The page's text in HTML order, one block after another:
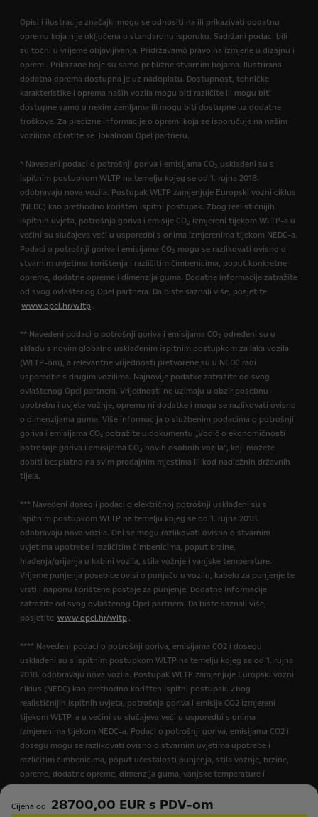
Cijena od 28700,00 EUR s PDV-om
Opisi i ilustracije značajki mogu se odnositi na ili prikazivati dodatnu
opremu koja nije uključena u standardnu isporuku. Sadržani podaci bili
su točni u vrijeme objavljivanja. Pridržavamo pravo na izmjene u dizajnu i
opremi. Prikazane boje su samo približne stvarnim bojama. Ilustrirana
dodatna oprema dostupna je uz nadoplatu. Dostupnost, tehničke
karakteristike i oprema naših vozila mogu biti različite ili mogu biti
dostupne samo u nekim zemljama ili mogu biti dostupne uz dodatne
troškove. Za precizne informacije o opremi koja se isporučuje na našim
vozilima obratite se lokalnom Opel partneru.
* Navedeni podaci o potrošnji goriva i emisijama CO2 usklađeni su s
ispitnim postupkom WLTP na temelju kojeg se od 1. rujna 2018.
odobravaju nova vozila. Postupak WLTP zamjenjuje Europski vozni ciklus
(NEDC) kao prethodno korišten ispitni postupak. Zbog realističnijih
ispitnih uvjeta, potrošnja goriva i emisije CO2 izmjereni tijekom WLTP-a u
većini su slučajeva veći u usporedbi s onima izmjerenima tijekom NEDC-a.
Podaci o potrošnji goriva i emisijama CO2 mogu se razlikovati ovisno o
stvarnim uvjetima korištenja i različitim čimbenicima, poput konkretne
opreme, dodatne opreme i dimenzija guma. Dodatne informacije zatražite
od svog ovlaštenog Opel partnera. Da biste saznali više, posjetite
www.opel.hr/wltp .
** Navedeni podaci o potrošnji goriva i emisijama CO2 određeni su u
skladu s novim globalno usklađenim ispitnim postupkom za laka vozila
(WLTP-om), a relevantne vrijednosti pretvorene su u NEDC radi
usporedbe s drugim vozilima. Najnovije podatke zatražite od svog
ovlaštenog Opel partnera. Vrijednosti ne uzimaju u obzir posebnu
upotrebu i uvjete vožnje, opremu ni dodatke i mogu se razlikovati ovisno
o dimenzijama guma. Više informacija o službenim podacima o potrošnji
goriva i emisijama CO₂ potražite u dokumentu „Vodič o ekonomičnosti
potrošnje goriva i emisijama CO2 novih osobnih vozila”, koji možete
dobiti besplatno na svim prodajnim mjestima ili kod nadležnih državnih
tijela.
*** Navedeni doseg i podaci o električnoj potrošnji usklađeni su s
ispitnim postupkom WLTP na temelju kojeg se od 1. rujna 2018.
odobravaju nova vozila. Oni se mogu razlikovati ovisno o stvarnim
uvjetima upotrebe i različitim čimbenicima, poput brzine,
hlađenja/grijanja u kabini vozila, stila vožnje i vanjske temperature.
Vrijeme punjenja posebice ovisi o punjaču u vozilu, kabelu za punjenje te
vrsti i naponu korištene postaje za punjenje. Dodatne informacije
zatražite od svog ovlaštenog Opel partnera. Da biste saznali više,
posjetite www.opel.hr/wltp .
**** Navedeni podaci o potrošnji goriva, emisijama CO2 i dosegu
usklađeni su s ispitnim postupkom WLTP na temelju kojeg se od 1. rujna
2018. odobravaju nova vozila. Postupak WLTP zamjenjuje Europski vozni
ciklus (NEDC) kao prethodno korišten ispitni postupak. Zbog
realističnijih ispitnih uvjeta, potrošnja goriva i emisije CO2 izmjereni
tijekom WLTP-a u većini su slučajeva veći u usporedbi s onima
izmjerenima tijekom NEDC-a. Podaci o potrošnji goriva, emisijama CO2 i
dosegu mogu se razlikovati ovisno o stvarnim uvjetima upotrebe i
različitim čimbenicima, poput učestalosti punjenja, stila vožnje, brzine,
opreme, dodatne opreme, dimenzija guma, vanjske temperature i
hlađenja/grijanja u kabini vozila. Dodatne informacije zatražite od svog
ovlaštenog Opel partnera. Da biste saznali više, posjetite